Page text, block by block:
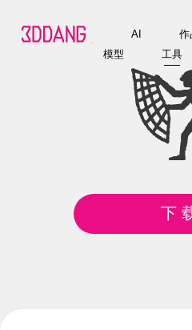
AI 作
模型
工具
下